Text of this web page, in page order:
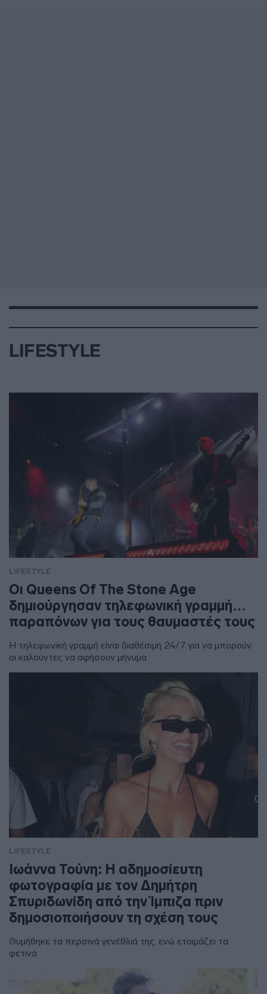
LIFESTYLE
LIFESTYLE
Οι Queens Of The Stone Age
δημιούργησαν τηλεφωνική γραμμή…
παραπόνων για τους θαυμαστές τους
Η τηλεφωνική γραμμή είναι διαθέσιμη 24/7 για να μπορούν
οι καλούντες να αφήσουν μήνυμα
LIFESTYLE
Ιωάννα Τούνη: Η αδημοσίευτη
φωτογραφία με τον Δημήτρη
Σπυριδωνίδη από την Ίμπιζα πριν
δημοσιοποιήσουν τη σχέση τους
Θυμήθηκε τα περσινά γενέθλιά της, ενώ ετοιμάζει τα
φετινά